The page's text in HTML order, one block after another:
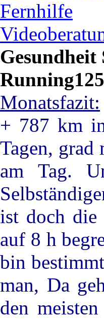
Fernhilfe
Monatsfazit:
+ 787 km
Tagen,
am Tag.
ist doch die
auf 8 h
bin
man, Da
den